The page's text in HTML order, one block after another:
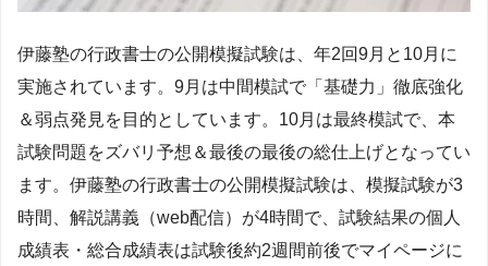
伊藤塾の行政書士の公開模擬試験は、年2回9月と10月に
実施されています。9月は中間模試で「基礎力」徹底強化
＆弱点発見を目的としています。10月は最終模試で、本
試験問題をズバリ予想＆最後の最後の総仕上げとなってい
ます。伊藤塾の行政書士の公開模擬試験は、模擬試験が3
時間、解説講義（web配信）が4時間で、試験結果の個人
成績表・総合成績表は試験後約2週間前後でマイページに